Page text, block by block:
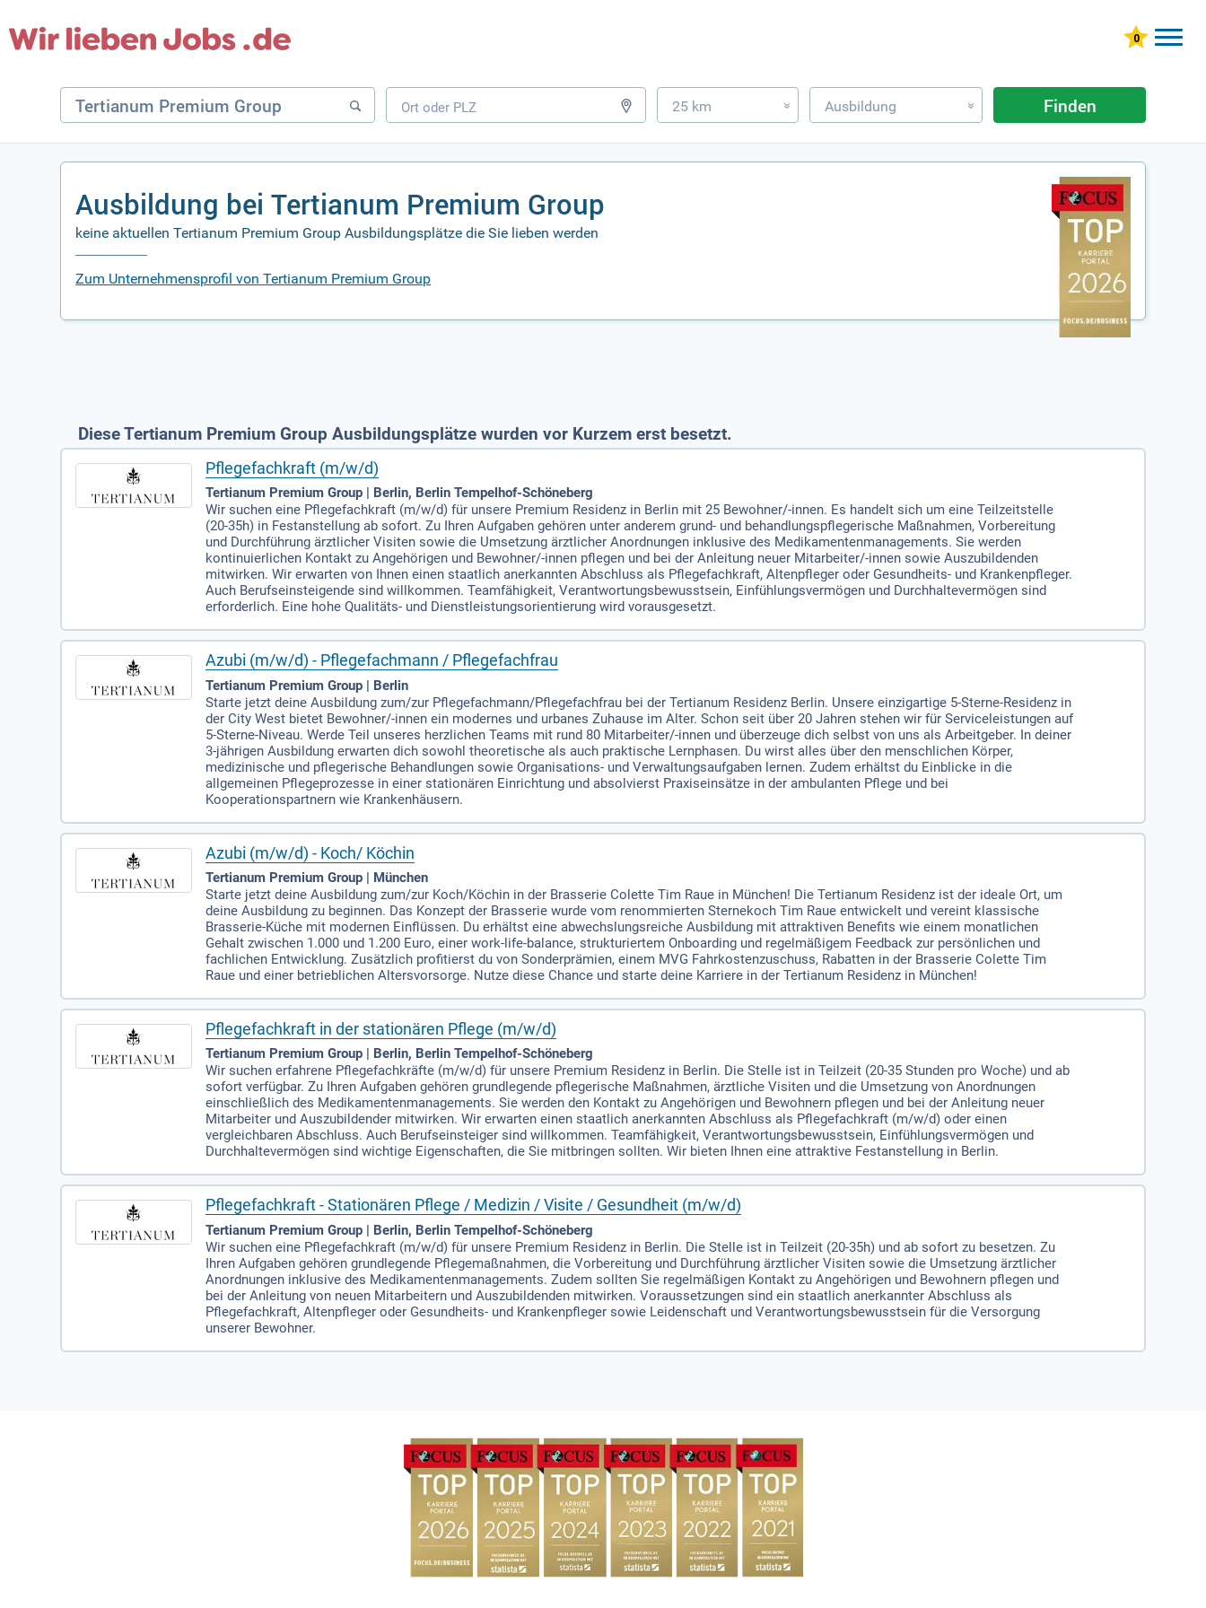
25 km » Ausbildung » Finden
Ausbildung bei Tertianum Premium Group
keine aktuellen Tertianum Premium Group Ausbildungsplätze die Sie lieben werden
Zum Unternehmensprofil von Tertianum Premium Group
Diese Tertianum Premium Group Ausbildungsplätze wurden vor Kurzem erst besetzt.
Pflegefachkraft (m/w/d)
Tertianum Premium Group | Berlin, Berlin Tempelhof-Schöneberg
Wir suchen eine Pflegefachkraft (m/w/d) für unsere Premium Residenz in Berlin mit 25 Bewohner/-innen. Es handelt sich um eine Teilzeitstelle
(20-35h) in Festanstellung ab sofort. Zu Ihren Aufgaben gehören unter anderem grund- und behandlungspflegerische Maßnahmen, Vorbereitung
und Durchführung ärztlicher Visiten sowie die Umsetzung ärztlicher Anordnungen inklusive des Medikamentenmanagements. Sie werden
kontinuierlichen Kontakt zu Angehörigen und Bewohner/-innen pflegen und bei der Anleitung neuer Mitarbeiter/-innen sowie Auszubildenden
mitwirken. Wir erwarten von Ihnen einen staatlich anerkannten Abschluss als Pflegefachkraft, Altenpfleger oder Gesundheits- und Krankenpfleger.
Auch Berufseinsteigende sind willkommen. Teamfähigkeit, Verantwortungsbewusstsein, Einfühlungsvermögen und Durchhaltevermögen sind
erforderlich. Eine hohe Qualitäts- und Dienstleistungsorientierung wird vorausgesetzt.
Azubi (m/w/d) - Pflegefachmann / Pflegefachfrau
Tertianum Premium Group | Berlin
Starte jetzt deine Ausbildung zum/zur Pflegefachmann/Pflegefachfrau bei der Tertianum Residenz Berlin. Unsere einzigartige 5-Sterne-Residenz in
der City West bietet Bewohner/-innen ein modernes und urbanes Zuhause im Alter. Schon seit über 20 Jahren stehen wir für Serviceleistungen auf
5-Sterne-Niveau. Werde Teil unseres herzlichen Teams mit rund 80 Mitarbeiter/-innen und überzeuge dich selbst von uns als Arbeitgeber. In deiner
3-jährigen Ausbildung erwarten dich sowohl theoretische als auch praktische Lernphasen. Du wirst alles über den menschlichen Körper,
medizinische und pflegerische Behandlungen sowie Organisations- und Verwaltungsaufgaben lernen. Zudem erhältst du Einblicke in die
allgemeinen Pflegeprozesse in einer stationären Einrichtung und absolvierst Praxiseinsätze in der ambulanten Pflege und bei
Kooperationspartnern wie Krankenhäusern.
Azubi (m/w/d) - Koch/ Köchin
Tertianum Premium Group | München
Starte jetzt deine Ausbildung zum/zur Koch/Köchin in der Brasserie Colette Tim Raue in München! Die Tertianum Residenz ist der ideale Ort, um
deine Ausbildung zu beginnen. Das Konzept der Brasserie wurde vom renommierten Sternekoch Tim Raue entwickelt und vereint klassische
Brasserie-Küche mit modernen Einflüssen. Du erhältst eine abwechslungsreiche Ausbildung mit attraktiven Benefits wie einem monatlichen
Gehalt zwischen 1.000 und 1.200 Euro, einer work-life-balance, strukturiertem Onboarding und regelmäßigem Feedback zur persönlichen und
fachlichen Entwicklung. Zusätzlich profitierst du von Sonderprämien, einem MVG Fahrkostenzuschuss, Rabatten in der Brasserie Colette Tim
Raue und einer betrieblichen Altersvorsorge. Nutze diese Chance und starte deine Karriere in der Tertianum Residenz in München!
Pflegefachkraft in der stationären Pflege (m/w/d)
Tertianum Premium Group | Berlin, Berlin Tempelhof-Schöneberg
Wir suchen erfahrene Pflegefachkräfte (m/w/d) für unsere Premium Residenz in Berlin. Die Stelle ist in Teilzeit (20-35 Stunden pro Woche) und ab
sofort verfügbar. Zu Ihren Aufgaben gehören grundlegende pflegerische Maßnahmen, ärztliche Visiten und die Umsetzung von Anordnungen
einschließlich des Medikamentenmanagements. Sie werden den Kontakt zu Angehörigen und Bewohnern pflegen und bei der Anleitung neuer
Mitarbeiter und Auszubildender mitwirken. Wir erwarten einen staatlich anerkannten Abschluss als Pflegefachkraft (m/w/d) oder einen
vergleichbaren Abschluss. Auch Berufseinsteiger sind willkommen. Teamfähigkeit, Verantwortungsbewusstsein, Einfühlungsvermögen und
Durchhaltevermögen sind wichtige Eigenschaften, die Sie mitbringen sollten. Wir bieten Ihnen eine attraktive Festanstellung in Berlin.
Pflegefachkraft - Stationären Pflege / Medizin / Visite / Gesundheit (m/w/d)
Tertianum Premium Group | Berlin, Berlin Tempelhof-Schöneberg
Wir suchen eine Pflegefachkraft (m/w/d) für unsere Premium Residenz in Berlin. Die Stelle ist in Teilzeit (20-35h) und ab sofort zu besetzen. Zu
Ihren Aufgaben gehören grundlegende Pflegemaßnahmen, die Vorbereitung und Durchführung ärztlicher Visiten sowie die Umsetzung ärztlicher
Anordnungen inklusive des Medikamentenmanagements. Zudem sollten Sie regelmäßigen Kontakt zu Angehörigen und Bewohnern pflegen und
bei der Anleitung von neuen Mitarbeitern und Auszubildenden mitwirken. Voraussetzungen sind ein staatlich anerkannter Abschluss als
Pflegefachkraft, Altenpfleger oder Gesundheits- und Krankenpfleger sowie Leidenschaft und Verantwortungsbewusstsein für die Versorgung
unserer Bewohner.